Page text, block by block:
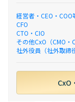
経営者・CEO・COO
CFO
CTO・CIO
その他CxO（CMO・
社外役員（社外取締
CxO